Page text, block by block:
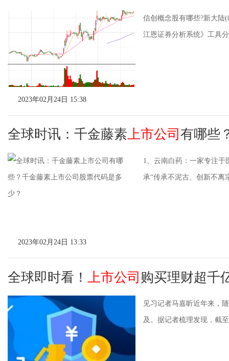
信创概念股有哪些?新大陆
江恩证券分析系统》工具
2023年02月24日 15:38
全球时讯：千金藤素上市公司 有哪些
1、云南白药：一家专注
承“传承不泥古、创新不离
2023年02月24日 13:33
全球即时看！ 上市公司 购买理财超千
见习记者马嘉昕近年来，
及。据记者梳理发现，截